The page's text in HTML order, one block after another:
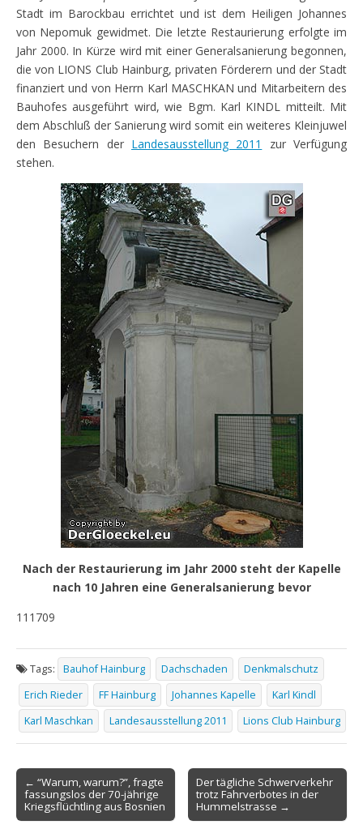
Stadt im Barockbau errichtet und ist dem Heiligen Johannes
von Nepomuk gewidmet. Die letzte Restaurierung erfolgte im
Jahr 2000. In Kürze wird mit einer Generalsanierung begonnen,
die von LIONS Club Hainburg, privaten Förderern und der Stadt
finanziert und von Herrn Karl MASCHKAN und Mitarbeitern des
Bauhofes ausgeführt wird, wie Bgm. Karl KINDL mitteilt. Mit
dem Abschluß der Sanierung wird somit ein weiteres Kleinjuwel
den Besuchern der Landesausstellung 2011
zur Verfügung
stehen.
Nach der Restaurierung im Jahr 2000 steht der Kapelle
nach 10 Jahren eine Generalsanierung bevor
111709
Tags: Bauhof Hainburg Dachschaden
Denkmalschutz
Erich Rieder
FF Hainburg Johannes Kapelle
Karl Kindl
Karl Maschkan
Landesausstellung 2011 Lions Club Hainburg
Post
navigation
← “Warum, warum?”, fragte
fassungslos der 70-jährige
Kriegsflüchtling aus Bosnien
Der tägliche Schwerverkehr
trotz Fahrverbotes in der
Hummelstrasse →